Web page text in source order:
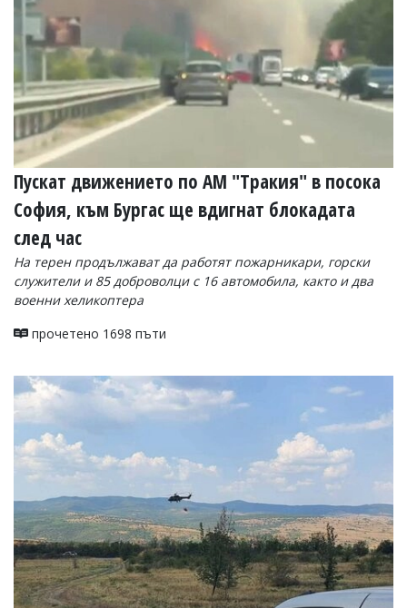
въвеждат
читателите
редакцията
не
носи
отговорност
за
тях!
Ако
откриете
обиден
за
вас
коментар,
моля
сигнализирайте
ни!
Пускат движението по АМ "Тракия" в посока
София, към Бургас ще вдигнат блокадата
след час
На терен продължават да работят пожарникари, горски
служители и 85 доброволци с 16 автомобила, както и два
военни хеликоптера
прочетено 1698 пъти